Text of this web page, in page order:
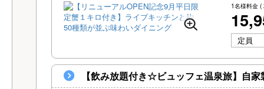
1名様料金 (
定員
【飲み放題付き☆ビュッフェ温泉旅】自